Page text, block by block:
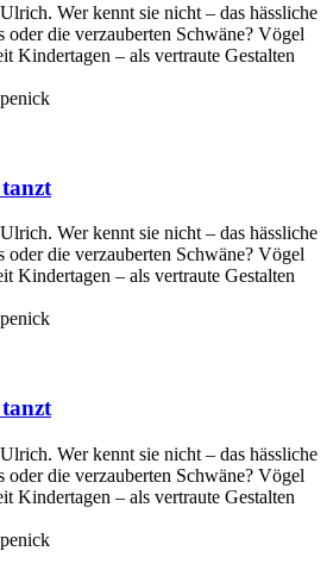
Wer kennt sie nicht – das hässliche
die verzauberten Schwäne? Vögel
Kindertagen – als vertraute Gestalten
Wer kennt sie nicht – das hässliche
die verzauberten Schwäne? Vögel
Kindertagen – als vertraute Gestalten
Wer kennt sie nicht – das hässliche
die verzauberten Schwäne? Vögel
Kindertagen – als vertraute Gestalten